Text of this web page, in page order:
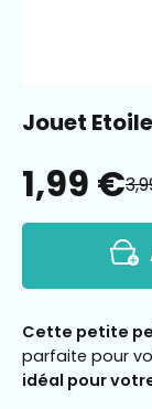
Jouet
Cette petite
parfaite pour
idéal pour
1,99 €